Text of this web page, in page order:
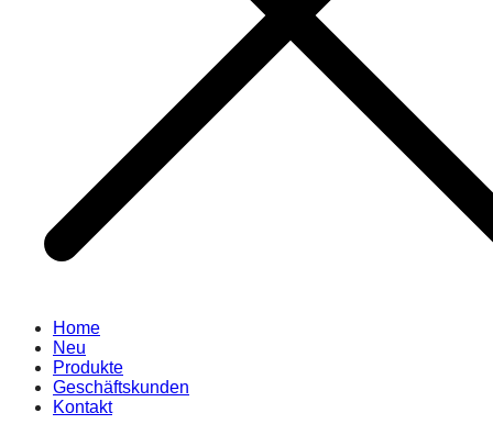
Home
Neu
Produkte
Geschäftskunden
Kontakt